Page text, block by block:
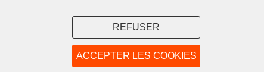
ACCEPTER LES COOKIES
REFUSER